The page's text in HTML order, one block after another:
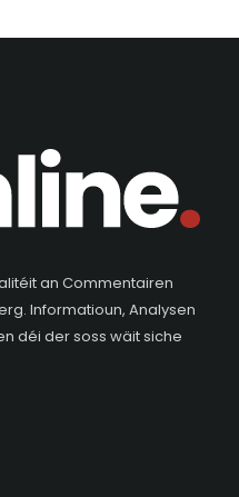
an Commentairen
Informatioun, Analysen
déi der soss wäit siche